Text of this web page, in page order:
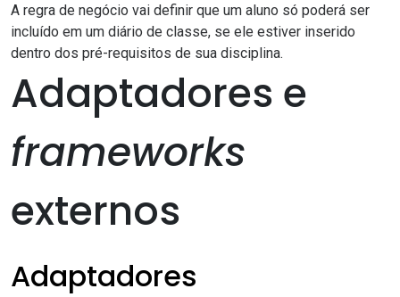
A regra de negócio vai definir que um aluno só poderá ser
incluído em um diário de classe, se ele estiver inserido
dentro dos pré-requisitos de sua disciplina.
Adaptadores e
frameworks
externos
Adaptadores